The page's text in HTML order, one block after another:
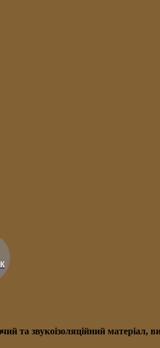
та звукоізоляційний матеріал,